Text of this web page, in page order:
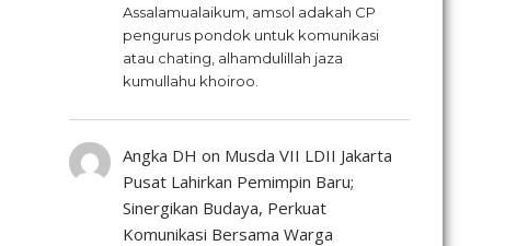
Assalamualaikum, amsol adakah CP
pengurus pondok untuk komunikasi
atau chating, alhamdulillah jaza
kumullahu khoiroo.
Angka DH on Musda VII LDII Jakarta
Pusat Lahirkan Pemimpin Baru;
Sinergikan Budaya, Perkuat
Komunikasi Bersama Warga